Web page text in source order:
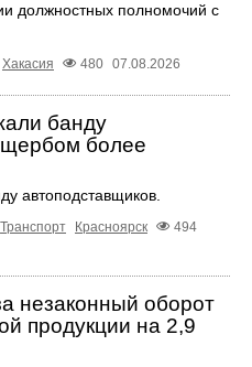
должностных полномочий с
Хакасия 480 07.08.2026
банду
более
автоподставщиков.
Транспорт Красноярск
494
незаконный оборот
продукции на 2,9